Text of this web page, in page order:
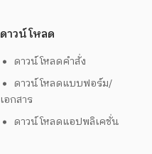
ดาวน์โหลด
ดาวน์โหลดคำสั่ง
ดาวน์โหลดแบบฟอร์ม/
เอกสาร
ดาวน์โหลดแอปพลิเคชั่น